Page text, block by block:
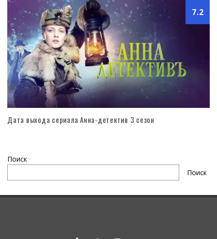
7.2
Дата выхода сериала Анна-детектив 3 сезон
Поиск
Поиск